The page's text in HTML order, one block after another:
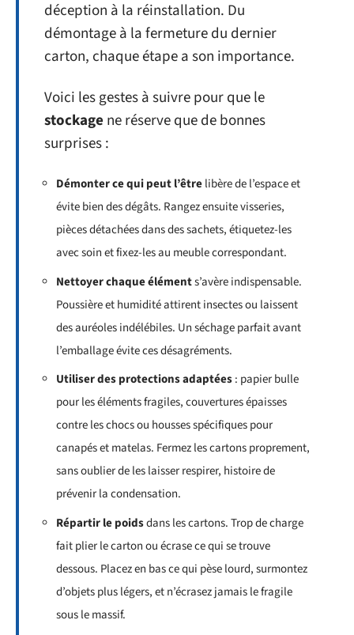
déception à la réinstallation. Du
démontage à la fermeture du dernier
carton, chaque étape a son importance.
Voici les gestes à suivre pour que le
stockage ne réserve que de bonnes
surprises :
Démonter ce qui peut l’êtrelibère de l’espace et
évite bien des dégâts. Rangez ensuite visseries,
pièces détachées dans des sachets, étiquetez-les
avec soin et fixez-les au meuble correspondant.
Nettoyer chaque éléments’avère indispensable.
Poussière et humidité attirent insectes ou laissent
des auréoles indélébiles. Un séchage parfait avant
l’emballage évite ces désagréments.
Utiliser des protections adaptées: papier bulle
pour les éléments fragiles, couvertures épaisses
contre les chocs ou housses spécifiques pour
canapés et matelas. Fermez les cartons proprement,
sans oublier de les laisser respirer, histoire de
prévenir la condensation.
Répartir le poidsdans les cartons. Trop de charge
fait plier le carton ou écrase ce qui se trouve
dessous. Placez en bas ce qui pèse lourd, surmontez
d’objets plus légers, et n’écrasez jamais le fragile
sous le massif.